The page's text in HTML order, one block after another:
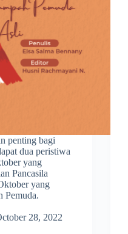
penting bagi
dua peristiwa
yang
Pancasila
yang
Pemuda.
28, 2022